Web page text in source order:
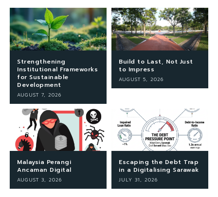
Strengthening
Institutional Frameworks
for Sustainable
Development
AUGUST 7, 2026
Build to Last, Not Just
to Impress
AUGUST 5, 2026
Malaysia Perangi
Ancaman Digital
AUGUST 3, 2026
Escaping the Debt Trap
in a Digitalising Sarawak
JULY 31, 2026